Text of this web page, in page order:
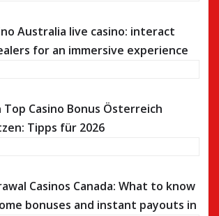
Australia live casino: interact
for an immersive experience
Top Casino Bonus Österreich
Tipps für 2026
Casinos Canada: What to know
bonuses and instant payouts in